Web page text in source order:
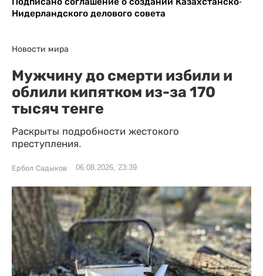
Нидерландского делового совета
Новости мира
Мужчину до смерти избили и
облили кипятком из-за 170
тысяч тенге
Раскрыты подробности жестокого
преступления.
Ербол Садыков 06.08.2026, 23:39